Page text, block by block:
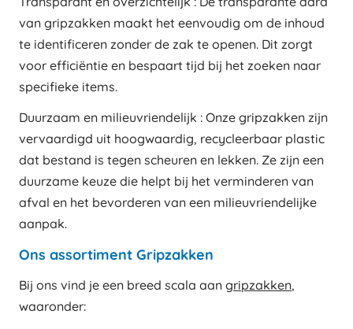
van gripzakken maakt het eenvoudig om de inhoud
te identificeren zonder de zak te openen. Dit zorgt
voor efficiëntie en bespaart tijd bij het zoeken naar
specifieke items.
Duurzaam en milieuvriendelijk : Onze gripzakken zijn
vervaardigd uit hoogwaardig, recycleerbaar plastic
dat bestand is tegen scheuren en lekken. Ze zijn een
duurzame keuze die helpt bij het verminderen van
afval en het bevorderen van een milieuvriendelijke
aanpak.
Ons assortiment Gripzakken
Bij ons vind je een breed scala aan gripzakken,
waaronder: